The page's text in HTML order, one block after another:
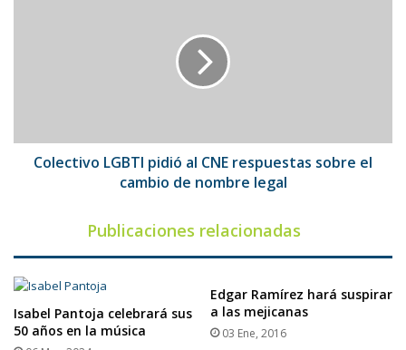
cambio
Colectivo LGBTI pidió al CNE respuestas sobre el
cambio de nombre legal
Publicaciones relacionadas
Isabel Pantoja celebrará sus
50 años en la música
Edgar Ramírez hará suspirar
a las mejicanas
03 Ene, 2016